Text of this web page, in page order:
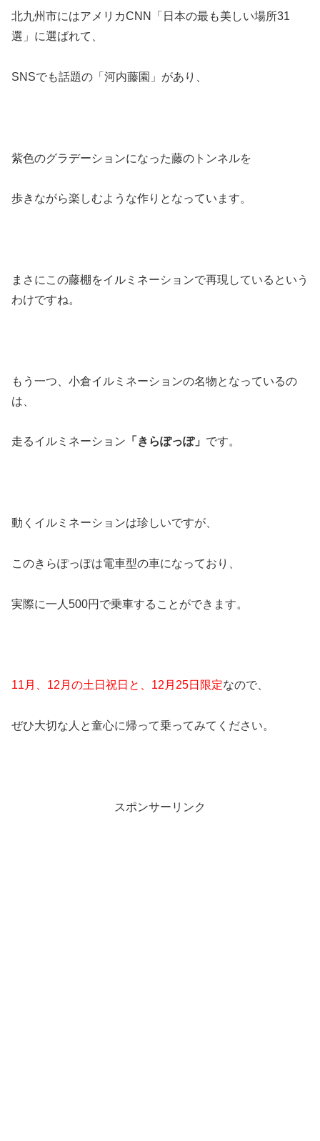
北九州市にはアメリカCNN「日本の最も美しい場所31
選」に選ばれて、
SNSでも話題の「河内藤園」があり、
紫色のグラデーションになった藤のトンネルを
歩きながら楽しむような作りとなっています。
まさにこの藤棚をイルミネーションで再現しているという
わけですね。
もう一つ、小倉イルミネーションの名物となっているの
は、
走るイルミネーション 「きらぽっぽ」 です。
動くイルミネーションは珍しいですが、
このきらぽっぽは電車型の車になっており、
実際に一人500円で乗車することができます。
11月、12月の土日祝日と、12月25日限定なので、
ぜひ大切な人と童心に帰って乗ってみてください。
スポンサーリンク